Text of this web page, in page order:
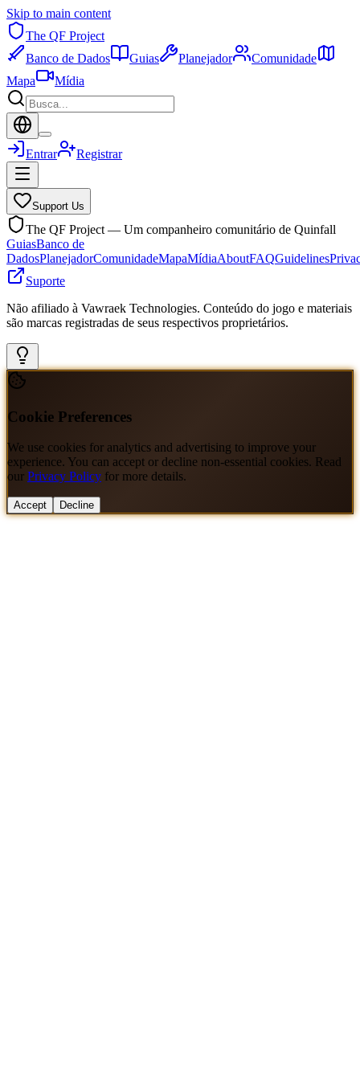
Skip to main content
The QF Project
Banco de Dados
Guias Planejador
Comunidade
Mapa
Mídia
Entrar Registrar
Support Us
The QF Project — Um companheiro comunitário de Quinfall
GuiasBanco de
DadosPlanejadorComunidadeMapaMídiaAboutFAQGuidelines
Suporte
Não afiliado à Vawraek Technologies. Conteúdo do jogo e materiais
são marcas registradas de seus respectivos proprietários.
Cookie Preferences
We use cookies for analytics and advertising to improve your
experience. You can accept or decline non-essential cookies. Read
our Privacy Policy for more details.
Accept Decline